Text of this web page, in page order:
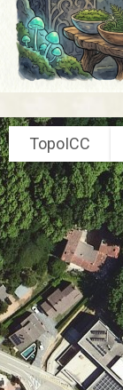
TopoICC